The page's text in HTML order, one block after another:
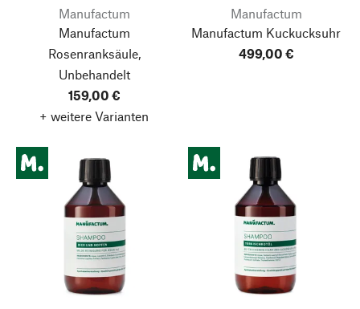
Manufactum
Manufactum
Rosenranksäule,
Unbehandelt
159,00 €
+ weitere Varianten
Manufactum
Manufactum Kuckucksuhr
499,00 €